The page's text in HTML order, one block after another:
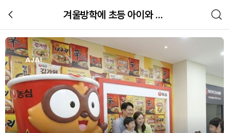
겨울방학에 초등 아이와 가기 좋은 무료 공장 견학 6
초등 아이 겨울방학 무료 공장견학
장소관련 체험 이미지 갤러리